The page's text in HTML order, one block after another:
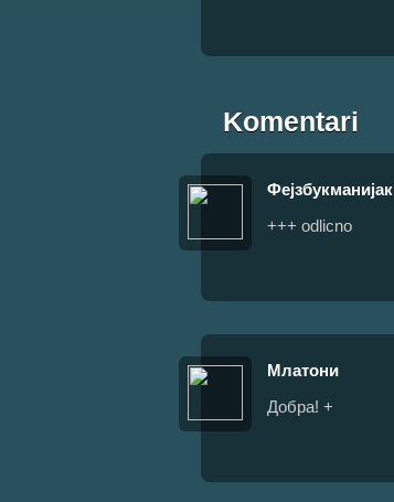
Komentari
Фејзбукманијак
+++ odlicno
Млатони
Добра! +